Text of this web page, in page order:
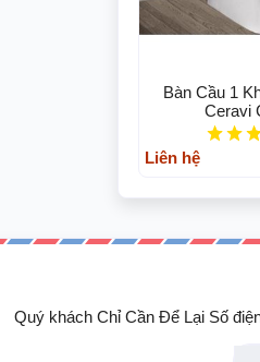
Bàn Cầu 1
Ceravi
Liên hệ
Quý khách Chỉ Cần Để Lại Số